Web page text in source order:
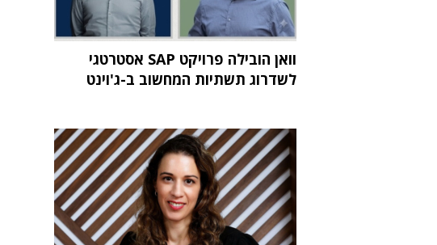
וואן הובילה פרויקט SAP אסטרטגי
לשדרוג תשתיות המחשוב ב-ג'וינט